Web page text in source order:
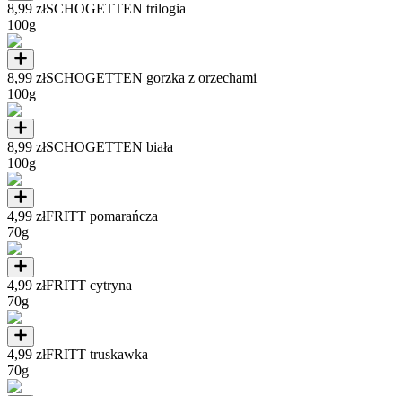
8,99 złSCHOGETTEN trilogia
100g
8,99 złSCHOGETTEN gorzka z orzechami
100g
8,99 złSCHOGETTEN biała
100g
4,99 złFRITT pomarańcza
70g
4,99 złFRITT cytryna
70g
4,99 złFRITT truskawka
70g